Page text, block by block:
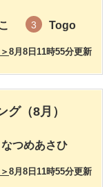
3 Togo
8月8日11時55分更新
（8月）
なつめあさひ
8月8日11時55分更新